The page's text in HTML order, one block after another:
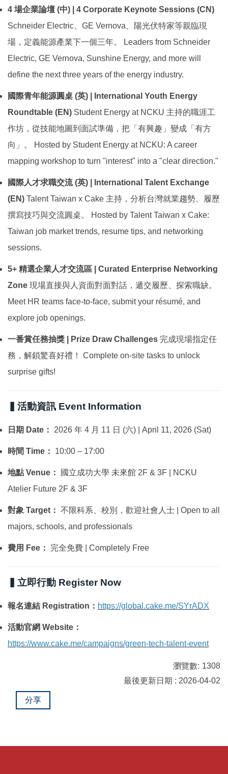
4 場企業論壇 (中) | 4 Corporate Keynote Sessions (CN)
Schneider Electric、GE Vernova、陽光伏特家等親臨現
場，定義能源產業下一個三年。 Leaders from Schneider
Electric, GE Vernova, Sunshine Energy, and more will
define the next three years of the energy industry.
國際青年能源圓桌 (英) | International Youth Energy
Roundtable (EN) Student Energy at NCKU 主持的職涯工
作坊，從技能地圖到面試準備，把「有興趣」變成「有方
向」。 Hosted by Student Energy at NCKU: A career
mapping workshop to turn "interest" into a "clear direction."
國際人才求職交流 (英) | International Talent Exchange
(EN) Talent Taiwan x Cake 主持，分析台灣就業趨勢、履歷
撰寫技巧與交流圓桌。 Hosted by Talent Taiwan x Cake:
Taiwan job market trends, resume tips, and networking
sessions.
5+ 精選企業人才交流區 | Curated Enterprise Networking
Zone 現場直接與人資面對面對話，遞交履歷、探索職缺。
Meet HR teams face-to-face, submit your résumé, and
explore job openings.
一番賞任務抽獎 | Prize Draw Challenges 完成現場指定任
務，解鎖驚喜好禮！ Complete on-site tasks to unlock
surprise gifts!
▍活動資訊 Event Information
日期 Date： 2026 年 4 月 11 日 (六) | April 11, 2026 (Sat)
時間 Time： 10:00 – 17:00
地點 Venue：
國立成功大學 未來館 2F & 3F | NCKU
Atelier Future 2F & 3F
對象 Target： 不限科系、校別，歡迎社會人士 | Open to all
majors, schools, and professionals
費用 Fee： 完全免費 | Completely Free
▍立即行動 Register Now
報名連結 Registration： https://global.cake.me/SYrADX
活動官網 Website：
https://www.cake.me/campaigns/green-tech-talent-event
瀏覽數: 1308
最後更新日期 : 2026-04-02
分享